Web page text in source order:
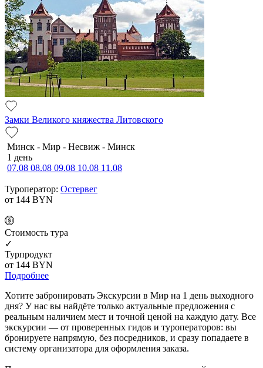
Замки Великого княжества Литовского
Минск - Мир - Несвиж - Минск
1 день
07.08 08.08 09.08 10.08 11.08
Туроператор: Остервег
от 144 BYN
Cтоимость тура
✓
Турпродукт
от 144 BYN
Подробнее
Хотите забронировать Экскурсии в Мир на 1 день выходного
дня? У нас вы найдёте только актуальные предложения с
реальным наличием мест и точной ценой на каждую дату. Все
экскурсии — от проверенных гидов и туроператоров: вы
бронируете напрямую, без посредников, и сразу попадаете в
систему организатора для оформления заказа.